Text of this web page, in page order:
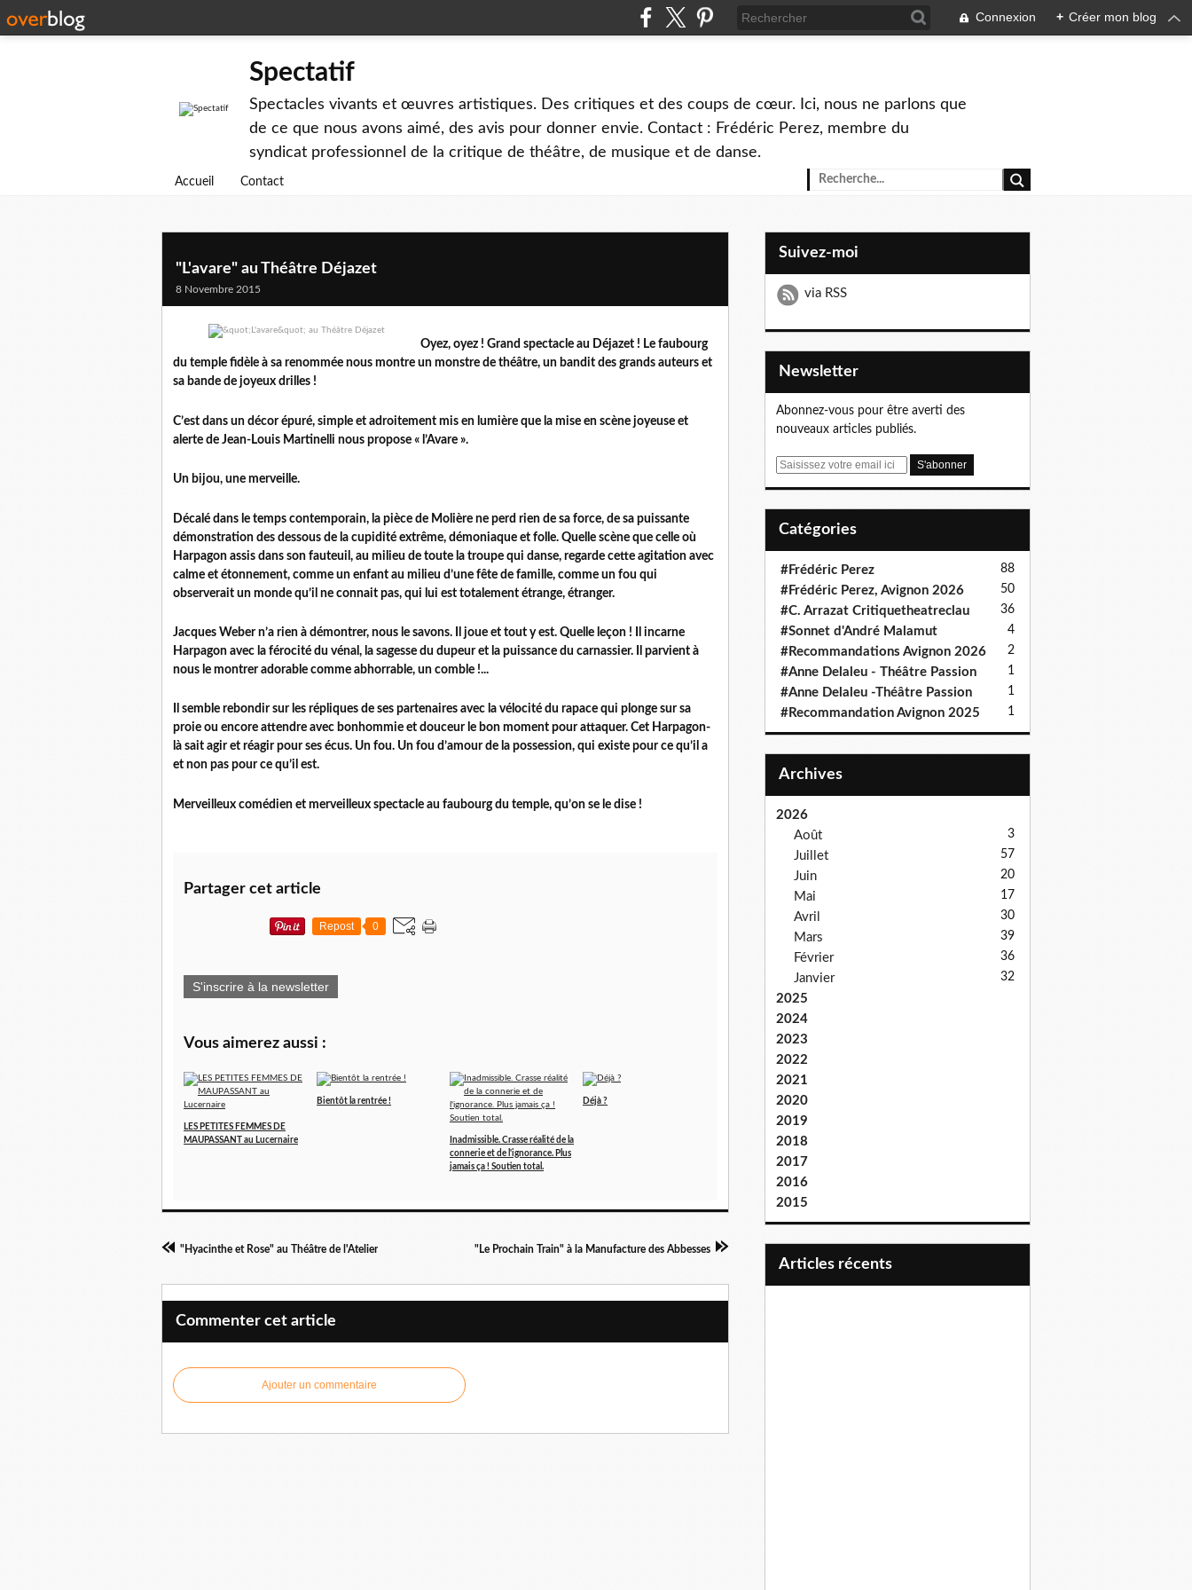
Connexion + Créer mon blog
Spectatif
Spectacles vivants et œuvres artistiques. Des critiques et des coups de cœur. Ici, nous ne parlons que
de ce que nous avons aimé, des avis pour donner envie. Contact : Frédéric Perez, membre du
syndicat professionnel de la critique de théâtre, de musique et de danse.
Accueil Contact
"L'avare" au Théâtre Déjazet
8 Novembre 2015
Oyez, oyez ! Grand spectacle au Déjazet ! Le faubourg
du temple fidèle à sa renommée nous montre un monstre de théâtre, un bandit des grands auteurs et
sa bande de joyeux drilles !
C’est dans un décor épuré, simple et adroitement mis en lumière que la mise en scène joyeuse et
alerte de Jean-Louis Martinelli nous propose « l’Avare ».
Un bijou, une merveille.
Décalé dans le temps contemporain, la pièce de Molière ne perd rien de sa force, de sa puissante
démonstration des dessous de la cupidité extrême, démoniaque et folle. Quelle scène que celle où
Harpagon assis dans son fauteuil, au milieu de toute la troupe qui danse, regarde cette agitation avec
calme et étonnement, comme un enfant au milieu d’une fête de famille, comme un fou qui
observerait un monde qu’il ne connait pas, qui lui est totalement étrange, étranger.
Jacques Weber n’a rien à démontrer, nous le savons. Il joue et tout y est. Quelle leçon ! Il incarne
Harpagon avec la férocité du vénal, la sagesse du dupeur et la puissance du carnassier. Il parvient à
nous le montrer adorable comme abhorrable, un comble !...
Il semble rebondir sur les répliques de ses partenaires avec la vélocité du rapace qui plonge sur sa
proie ou encore attendre avec bonhommie et douceur le bon moment pour attaquer. Cet Harpagon-
là sait agir et réagir pour ses écus. Un fou. Un fou d’amour de la possession, qui existe pour ce qu’il a
et non pas pour ce qu’il est.
Merveilleux comédien et merveilleux spectacle au faubourg du temple, qu’on se le dise !
Partager cet article
Repost 0
S'inscrire à la newsletter
Vous aimerez aussi :
LES PETITES FEMMES DE
MAUPASSANT au Lucernaire
Bientôt la rentrée !
Inadmissible. Crasse réalité de la
connerie et de l'ignorance. Plus
jamais ça ! Soutien total.
Déjà ?
"Hyacinthe et Rose" au Théâtre de l'Atelier "Le Prochain Train" à la Manufacture des Abbesses
Commenter cet article
Ajouter un commentaire
Suivez-moi
via RSS
Newsletter
Abonnez-vous pour être averti des
nouveaux articles publiés.
E
Catégories
#Frédéric Perez 88
#Frédéric Perez, Avignon 2026 50
#C. Arrazat Critiquetheatreclau 36
#Sonnet d'André Malamut 4
#Recommandations Avignon 2026 2
#Anne Delaleu - Théâtre Passion 1
#Anne Delaleu -Théâtre Passion 1
#Recommandation Avignon 2025 1
Archives
2026
Août
3
Juillet 57
Juin 20
Mai 17
Avril 30
Mars 39
Février 36
Janvier 32
2025
2024
2023
2022
2021
2020
2019
2018
2017
2016
2015
articles récents